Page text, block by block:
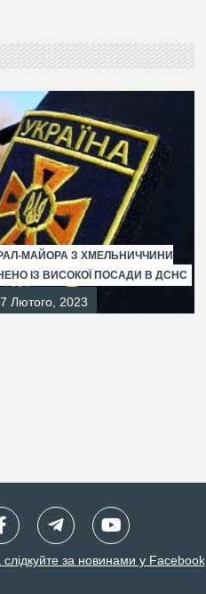
МАЙОРА З ХМЕЛЬНИЧЧИНИ
ІЗ ВИСОКОЇ ПОСАДИ В ДСНС
Лютого, 2023
слідкуйте за новинами у Facebook